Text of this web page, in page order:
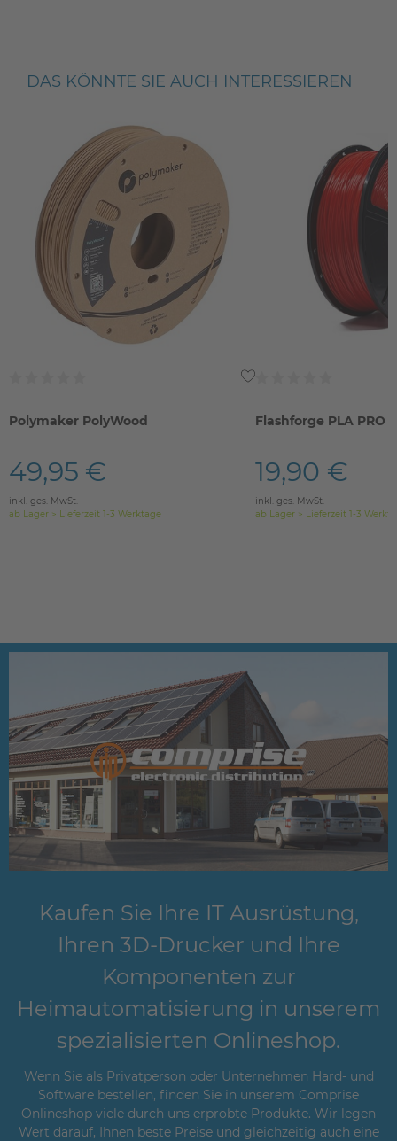
DAS KÖNNTE SIE AUCH INTERESSIEREN
Polymaker PolyWood
49,95 €
inkl. ges. MwSt.
ab Lager > Lieferzeit 1-3 Werktage
Flashforge PLA PRO
19,90 €
inkl. ges. MwSt.
ab Lager > Lieferzeit 1-3
Kaufen Sie Ihre IT Ausrüstung,
Ihren 3D-Drucker und Ihre
Komponenten zur
Heimautomatisierung in unserem
spezialisierten Onlineshop.
Wenn Sie als Privatperson oder Unternehmen Hard- und
Software bestellen, finden Sie in unserem Comprise
Onlineshop viele durch uns erprobte Produkte. Wir legen
Wert darauf, Ihnen beste Preise und gleichzeitig auch eine